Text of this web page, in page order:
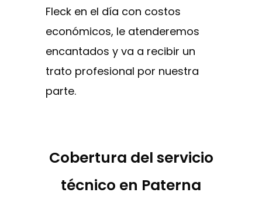
Fleck en el día con costos
económicos, le atenderemos
encantados y va a recibir un
trato profesional por nuestra
parte.
Cobertura del servicio
técnico en Paterna